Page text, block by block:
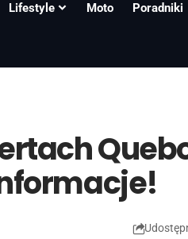
Lifestyle Moto Poradniki